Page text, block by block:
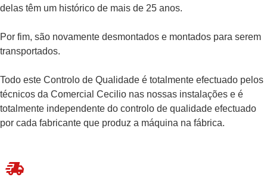
delas têm um histórico de mais de 25 anos.
Por fim, são novamente desmontados e montados para serem
transportados.
Todo este Controlo de Qualidade é totalmente efectuado pelos
técnicos da Comercial Cecilio nas nossas instalações e é
totalmente independente do controlo de qualidade efectuado
por cada fabricante que produz a máquina na fábrica.